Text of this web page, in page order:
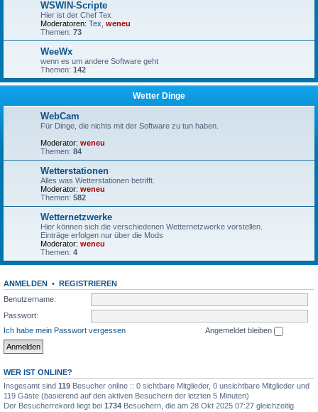
WSWIN-Scripte
Hier ist der Chef Tex
Moderatoren: Tex weneu
Themen: 73
WeeWx
wenn es um andere Software geht
Themen: 142
Wetter Dinge
WebCam
Für Dinge, die nichts mit der Software zu tun haben.
Moderator: weneu
Themen: 84
Wetterstationen
Alles was Wetterstationen betrifft.
Moderator: weneu
Themen: 582
Wetternetzwerke
Hier können sich die verschiedenen Wetternetzwerke vorstellen.
Einträge erfolgen nur über die Mods
Moderator: weneu
Themen: 4
ANMELDEN • REGISTRIEREN
Benutzername:
Passwort:
Ich habe mein Passwort vergessen
Angemeldet bleiben
WER IST ONLINE?
Insgesamt sind 119 Besucher online :: 0 sichtbare Mitglieder, 0 unsichtbare Mitglieder und
119 Gäste (basierend auf den aktiven Besuchern der letzten 5 Minuten)
Der Besucherrekord liegt bei 1734 Besuchern, die am 28 Okt 2025 07:27 gleichzeitig